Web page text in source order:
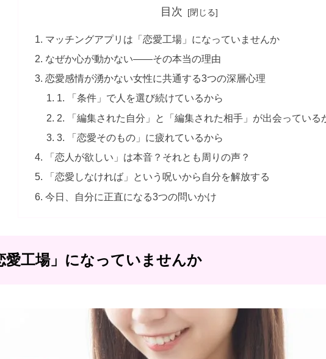
目次
マッチングアプリは「恋愛工場」になっていませんか
なぜか心が動かない——その本当の理由
恋愛感情が湧かない女性に共通する3つの深層心理
1. 「条件」で人を選び続けているから
2. 「編集された自分」と「編集された相手」が出会っている
3. 「恋愛そのもの」に疲れているから
「恋人が欲しい」は本音？それとも周りの声？
「恋愛しなければ」という呪いから自分を解放する
今日、自分に正直になる3つの問いかけ
工場」になっていませんか